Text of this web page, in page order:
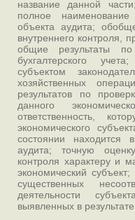
название данной
полное наименование
объекта аудита;
внутреннего контроля,
общие результаты
бухгалтерского
субъектом
хозяйственных
результатов по
данного
ответственность,
экономического
состоянии находится
аудита; точную
контроля характеру и
экономический
существенных
деятельности
выявленных в